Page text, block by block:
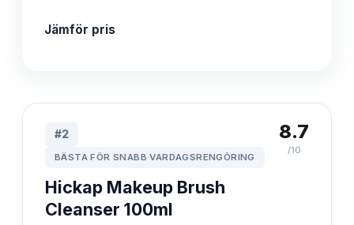
Jämför pris
#2
BÄSTA FÖR SNABB VARDAGSRENGÖRING
Hickap Makeup Brush
Cleanser 100ml
8.7
/10